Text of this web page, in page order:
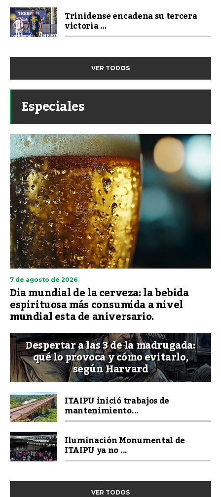
Trinidense encadena su tercera
victoria ...
VER TODOS
Especiales
7 de agosto de 2026
Dia mundial de la cerveza: la bebida
espirituosa más consumida a nivel
mundial esta de aniversario.
Despertar a las 3 de la madrugada:
qué lo provoca y cómo evitarlo,
según Harvard
ITAIPU inició trabajos de
mantenimiento...
Iluminación Monumental de
ITAIPU ya no ...
VER TODOS